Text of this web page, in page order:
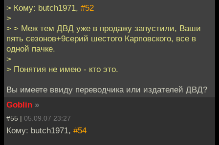
> Кому: butch1971, #52
>
> > Меж тем ДВД уже в продажу запустили, Ваши
пять сезонов+9серий шестого Карповского, все в
одной пачке.
>
> Понятия не имею - кто это.
Вы имеете ввиду переводчика или издателей ДВД?
Goblin »
#55 | 05.09.07 23:27
Кому: butch1971, #54